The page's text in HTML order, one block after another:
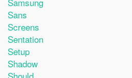
Sans
Screens
Sentation
Setup
Shadow